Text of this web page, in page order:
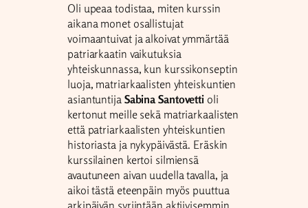
Oli upeaa todistaa, miten kurssin
aikana monet osallistujat
voimaantuivat ja alkoivat ymmärtää
patriarkaatin vaikutuksia
yhteiskunnassa, kun kurssikonseptin
luoja, matriarkaalisten yhteiskuntien
asiantuntija Sabina Santovetti oli
kertonut meille sekä matriarkaalisten
että patriarkaalisten yhteiskuntien
historiasta ja nykypäivästä. Eräskin
kurssilainen kertoi silmiensä
avautuneen aivan uudella tavalla, ja
aikoi tästä eteenpäin myös puuttua
arkipäivän syrjintään aktiivisemmin